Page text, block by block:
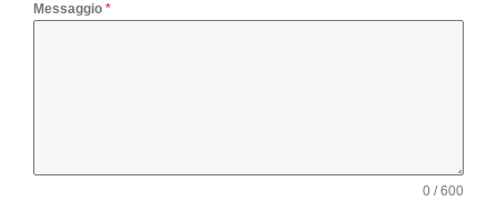
Messaggio *
0 / 600